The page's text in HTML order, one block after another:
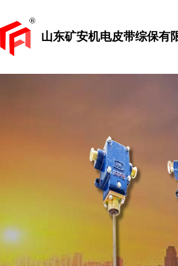
山东矿安机电皮带综保有